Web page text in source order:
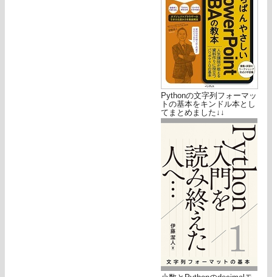
Pythonの文字列フォーマッ
トの基本をキンドル本とし
てまとめました↓↓